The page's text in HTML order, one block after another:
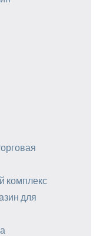
комплекс
для